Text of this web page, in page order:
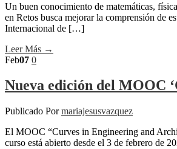
Un buen conocimiento de matemáticas,
en Retos busca mejorar la comprensión de
Internacional de […]
Leer Más →
Feb07 0
Nueva edición del MOOC
Publicado Pormariajesusvazquez
El MOOC “Curves in Engineering and
curso está abierto desde el 3 de febrero de